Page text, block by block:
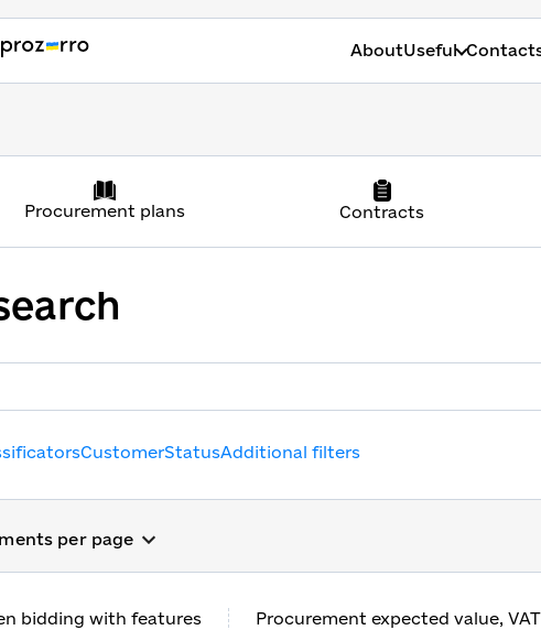
AboutUseful
Procurement plans Contracts
CustomerStatusAdditional filters
tenders in Ukraine
per page
bidding with features
Procurement expected value,